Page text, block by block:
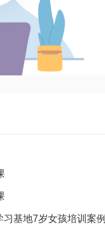
基地7岁女孩培训案例